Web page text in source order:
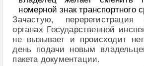
номерной знак транспортного
Зачастую,
органах Государственной
не вызывает и происходит
день подачи новым
пакета документации.